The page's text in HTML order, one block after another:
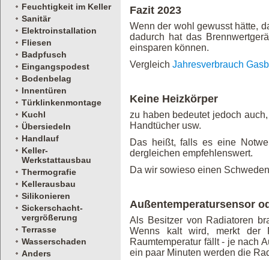
Feuchtigkeit im Keller
Sanitär
Elektroinstallation
Fliesen
Badpfusch
Eingangspodest
Bodenbelag
Innentüren
Türklinkenmontage
Kuchl
Übersiedeln
Handlauf
Keller-
Werkstattausbau
Thermografie
Kellerausbau
Silikonieren
Sickerschacht-
vergrößerung
Terrasse
Wasserschaden
Anders
Fazit 2023
Wenn der wohl gewusst hätte,
dadurch hat das
einsparen können.
Vergleich Jahresverbrauch
Keine Heizkörper
zu haben bedeutet jedoch
Handtücher usw.
Das heißt, falls es eine
dergleichen empfehlenswert.
Da wir sowieso einen
Außentemperatursensor
Als Besitzer von Radiatoren
Wenns kalt wird, merkt der
Raumtemperatur fällt - je nach
ein paar Minuten werden die